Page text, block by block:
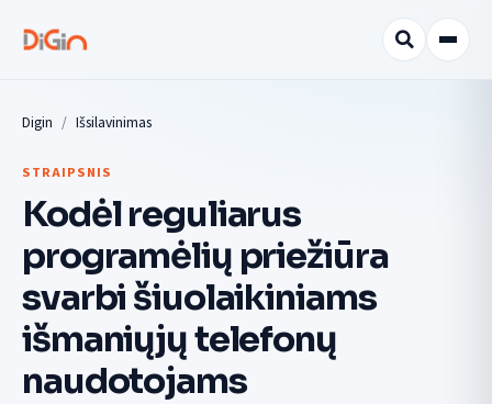
Digin Išsilavinimas
STRAIPSNIS
Kodėl reguliarus
programėlių priežiūra
svarbi šiuolaikiniams
išmaniųjų telefonų
naudotojams